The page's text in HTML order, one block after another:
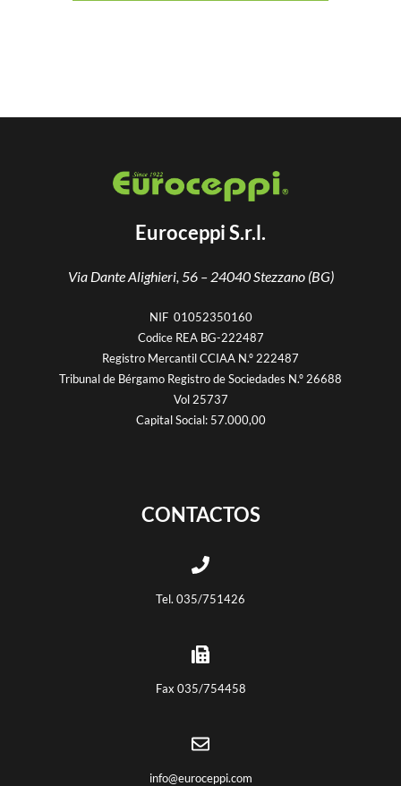
Euroceppi S.r.l.
Via Dante Alighieri, 56 – 24040 Stezzano (BG)
NIF 01052350160
Codice REA BG-222487
Registro Mercantil CCIAA N.º 222487
Tribunal de Bérgamo Registro de Sociedades N.º 26688
Vol 25737
Capital Social: 57.000,00
CONTACTOS
Tel. 035/751426
Fax 035/754458
info@euroceppi.com